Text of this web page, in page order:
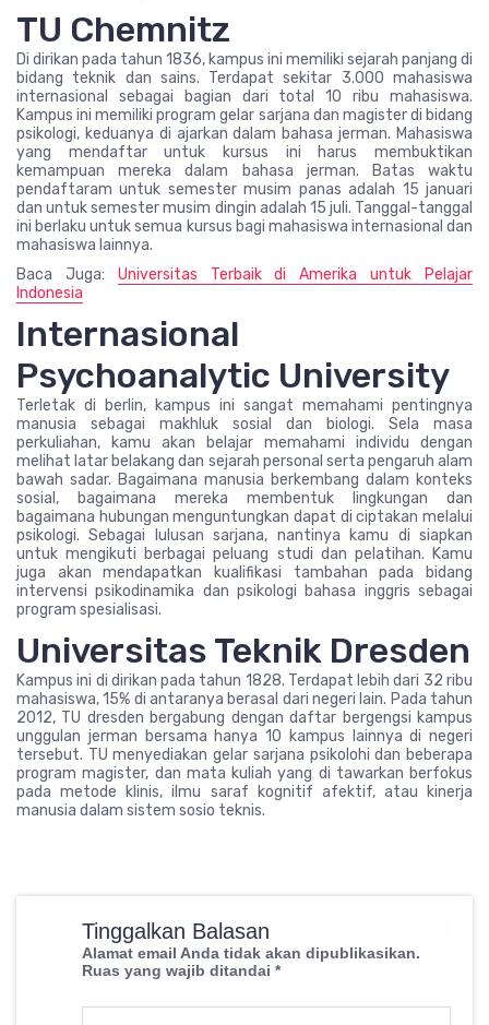
TU Chemnitz
Di dirikan pada tahun 1836, kampus ini memiliki sejarah panjang di
bidang teknik dan sains. Terdapat sekitar 3.000 mahasiswa
internasional sebagai bagian dari total 10 ribu mahasiswa.
Kampus ini memiliki program gelar sarjana dan magister di bidang
psikologi, keduanya di ajarkan dalam bahasa jerman. Mahasiswa
yang mendaftar untuk kursus ini harus membuktikan
kemampuan mereka dalam bahasa jerman. Batas waktu
pendaftaram untuk semester musim panas adalah 15 januari
dan untuk semester musim dingin adalah 15 juli. Tanggal-tanggal
ini berlaku untuk semua kursus bagi mahasiswa internasional dan
mahasiswa lainnya.
Baca Juga: Universitas Terbaik di Amerika untuk Pelajar
Indonesia
Internasional
Psychoanalytic University
Terletak di berlin, kampus ini sangat memahami pentingnya
manusia sebagai makhluk sosial dan biologi. Sela masa
perkuliahan, kamu akan belajar memahami individu dengan
melihat latar belakang dan sejarah personal serta pengaruh alam
bawah sadar. Bagaimana manusia berkembang dalam konteks
sosial, bagaimana mereka membentuk lingkungan dan
bagaimana hubungan menguntungkan dapat di ciptakan melalui
psikologi. Sebagai lulusan sarjana, nantinya kamu di siapkan
untuk mengikuti berbagai peluang studi dan pelatihan. Kamu
juga akan mendapatkan kualifikasi tambahan pada bidang
intervensi psikodinamika dan psikologi bahasa inggris sebagai
program spesialisasi.
Universitas Teknik Dresden
Kampus ini di dirikan pada tahun 1828. Terdapat lebih dari 32 ribu
mahasiswa, 15% di antaranya berasal dari negeri lain. Pada tahun
2012, TU dresden bergabung dengan daftar bergengsi kampus
unggulan jerman bersama hanya 10 kampus lainnya di negeri
tersebut. TU menyediakan gelar sarjana psikolohi dan beberapa
program magister, dan mata kuliah yang di tawarkan berfokus
pada metode klinis, ilmu saraf kognitif afektif, atau kinerja
manusia dalam sistem sosio teknis.
Tinggalkan Balasan
Alamat email Anda tidak akan dipublikasikan.
Ruas yang wajib ditandai *